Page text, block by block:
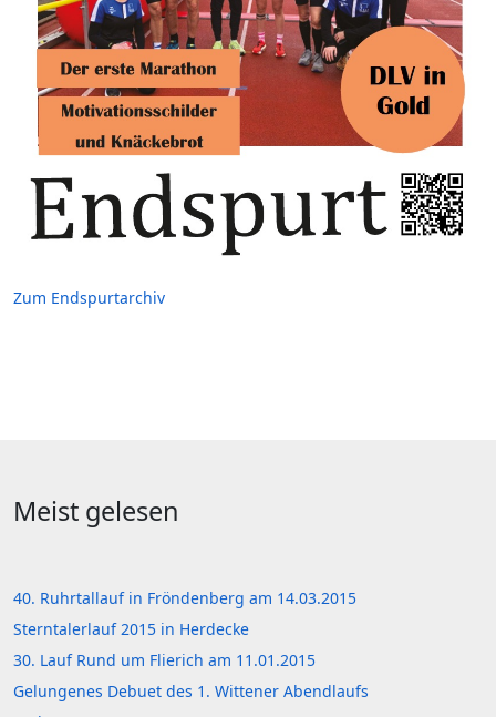
Zum Endspurtarchiv
Meist gelesen
40. Ruhrtallauf in Fröndenberg am 14.03.2015
Sterntalerlauf 2015 in Herdecke
30. Lauf Rund um Flierich am 11.01.2015
Gelungenes Debuet des 1. Wittener Abendlaufs